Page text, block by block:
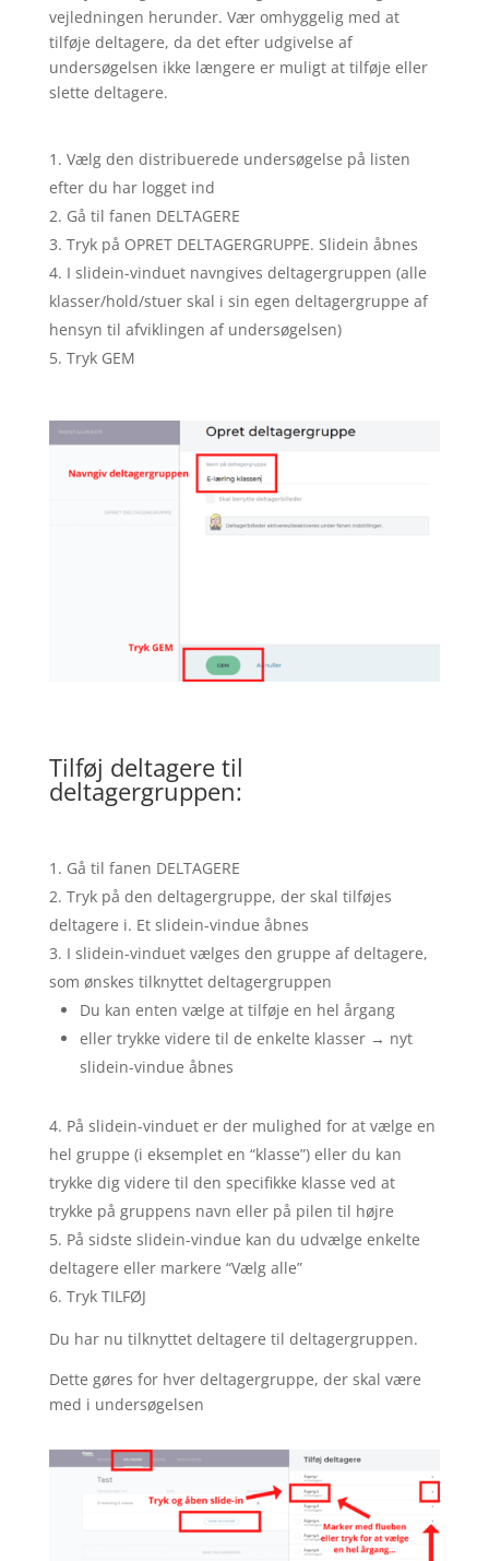
vejledningen herunder. Vær omhyggelig med at
tilføje deltagere, da det efter udgivelse af
undersøgelsen ikke længere er muligt at tilføje eller
slette deltagere.
Vælg den distribuerede undersøgelse på listen
efter du har logget ind
Gå til fanen DELTAGERE
Tryk på OPRET DELTAGERGRUPPE. Slidein åbnes
I slidein-vinduet navngives deltagergruppen (alle
klasser/hold/stuer skal i sin egen deltagergruppe af
hensyn til afviklingen af undersøgelsen)
Tryk GEM
Tilføj deltagere til
deltagergruppen:
Gå til fanen DELTAGERE
Tryk på den deltagergruppe, der skal tilføjes
deltagere i. Et slidein-vindue åbnes
I slidein-vinduet vælges den gruppe af deltagere,
som ønskes tilknyttet deltagergruppen
Du kan enten vælge at tilføje en hel årgang
eller trykke videre til de enkelte klasser → nyt
slidein-vindue åbnes
På slidein-vinduet er der mulighed for at vælge en
hel gruppe (i eksemplet en “klasse”) eller du kan
trykke dig videre til den specifikke klasse ved at
trykke på gruppens navn eller på pilen til højre
På sidste slidein-vindue kan du udvælge enkelte
deltagere eller markere “Vælg alle”
Tryk TILFØJ
Du har nu tilknyttet deltagere til deltagergruppen.
Dette gøres for hver deltagergruppe, der skal være
med i undersøgelsen